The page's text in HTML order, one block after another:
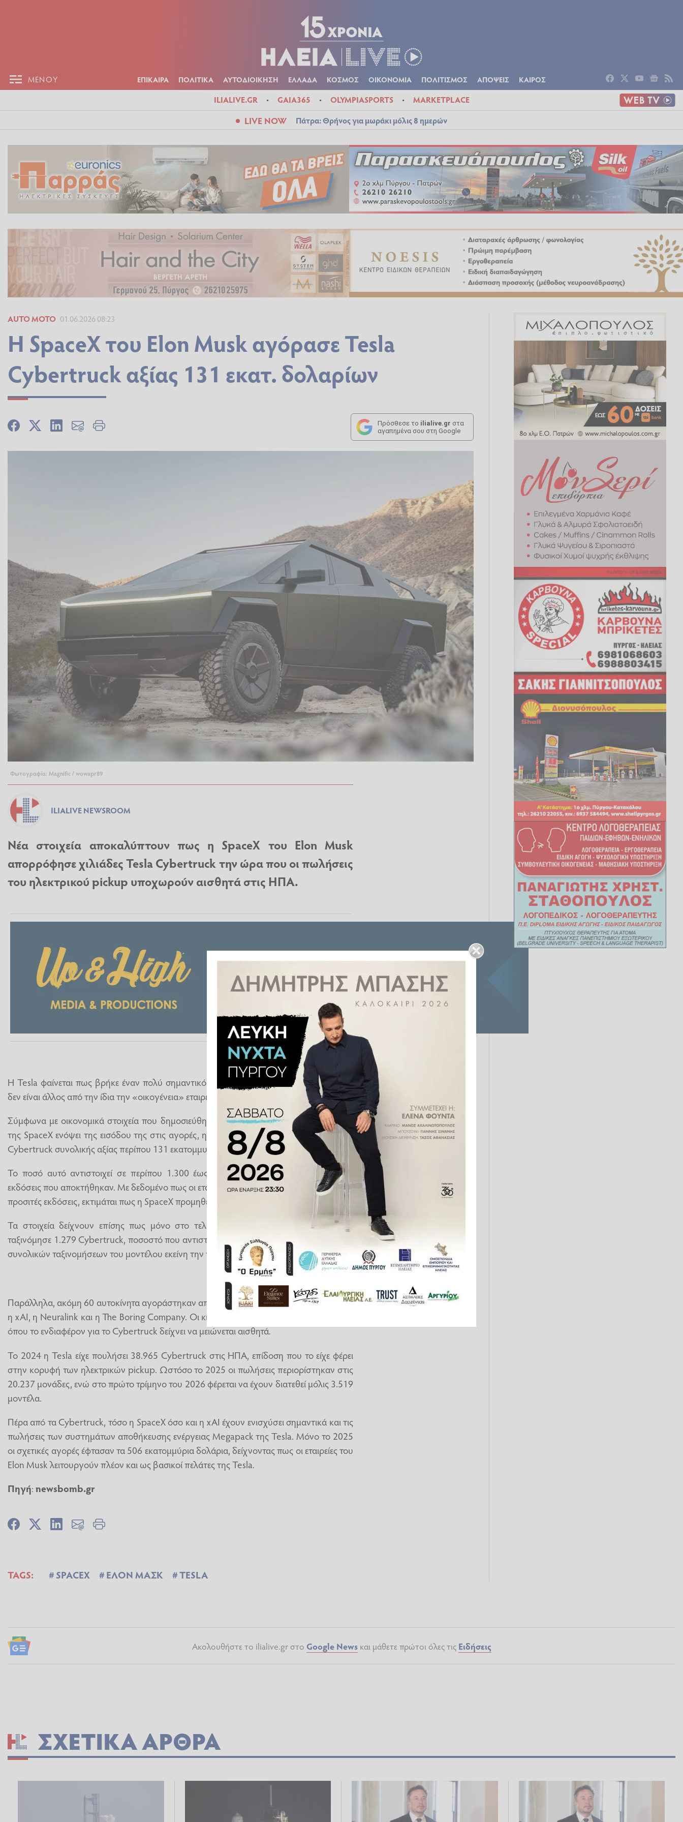
ΜΕΝΟΥ ΕΠΙΚΑΙΡΑ ΠΟΛΙΤΙΚΑ ΑΥΤΟΔΙΟΙΚΗΣΗ ΕΛΛΑΔΑ ΚΟΣΜΟΣ ΟΙΚΟΝΟΜΙΑ ΠΟΛΙΤΙΣΜΟΣ ΑΠΟΨΕΙΣ ΚΑΙΡΟΣ
ILIALIVE.GR GAIA365 OLYMPIASPORTS MARKETPLACE
LIVE NOW Πάτρα: Θρήνος για μωράκι μόλις 8 ημερών
AUTO MOTO 01.06.2026 08:23
Η SpaceX του Elon Musk αγόρασε Tesla
Cybertruck αξίας 131 εκατ. δολαρίων
Πρόσθεσε το ilialive.gr στα
αγαπημένα σου στη Google
Φωτογραφία: Magnific / wowapr89
ILIALIVE NEWSROOM
Νέα στοιχεία αποκαλύπτουν πως η SpaceX του Elon Musk
απορρόφησε χιλιάδες Tesla Cybertruck την ώρα που οι πωλήσεις
του ηλεκτρικού pickup υποχωρούν αισθητά στις ΗΠΑ.
Η Tesla φαίνεται πως βρήκε έναν πολύ σημαντικό πελάτη για το Cybertruck και αυτός
δεν είναι άλλος από την ίδια την «οικογένεια» εταιρειών του Elon Musk.
Σύμφωνα με οικονομικά στοιχεία που δημοσιεύθηκαν μέσα από το ενημερωτικό δελτίο
της SpaceX ενόψει της εισόδου της στις αγορές, η διαστημική εταιρεία αγόρασε πέρυσι
Cybertruck συνολικής αξίας περίπου 131 εκατομμυρίων δολαρίων.
Το ποσό αυτό αντιστοιχεί σε περίπου 1.300 έως 1.800 Cybertruck, ανάλογα με τις
εκδόσεις που αποκτήθηκαν. Με δεδομένο πως οι εταιρικοί στόλοι επιλέγουν συνήθως πιο
προσιτές εκδόσεις, εκτιμάται πως η SpaceX προμηθεύτηκε κοντά στα 1.700 pickup.
Τα στοιχεία δείχνουν επίσης πως μόνο στο τελευταίο τρίμηνο του 2025 η SpaceX
ταξινόμησε 1.279 Cybertruck, ποσοστό που αντιστοιχεί σε περισσότερο από το 18% των
συνολικών ταξινομήσεων του μοντέλου εκείνη την περίοδο στις ΗΠΑ.
Παράλληλα, ακόμη 60 αυτοκίνητα αγοράστηκαν από άλλες εταιρείες του Elon Musk όπως
η xAI, η Neuralink και η The Boring Company. Οι κινήσεις αυτές έρχονται σε μια περίοδο
όπου το ενδιαφέρον για το Cybertruck δείχνει να μειώνεται αισθητά.
Το 2024 η Tesla είχε πουλήσει 38.965 Cybertruck στις ΗΠΑ, επίδοση που το είχε φέρει
στην κορυφή των ηλεκτρικών pickup. Ωστόσο το 2025 οι πωλήσεις περιορίστηκαν στις
20.237 μονάδες, ενώ στο πρώτο τρίμηνο του 2026 φέρεται να έχουν διατεθεί μόλις 3.519
μοντέλα.
Πέρα από τα Cybertruck, τόσο η SpaceX όσο και η xAI έχουν ενισχύσει σημαντικά και τις
πωλήσεις των συστημάτων αποθήκευσης ενέργειας Megapack της Tesla. Μόνο το 2025
οι σχετικές αγορές έφτασαν τα 506 εκατομμύρια δολάρια, δείχνοντας πως οι εταιρείες του
Elon Musk λειτουργούν πλέον και ως βασικοί πελάτες της Tesla.
Πηγή:newsbomb.gr
TAGS: SPACEX ΕΛΟΝ ΜΑΣΚ TESLA
Ακολουθήστε το ilialive.gr στο Google Newsκαι μάθετε πρώτοι όλες τις Ειδήσεις
ΣΧΕΤΙΚΆ ΆΡΘΡΑ